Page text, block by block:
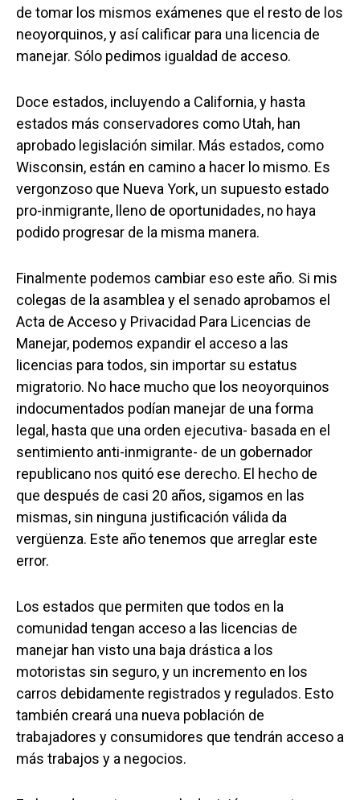
de tomar los mismos exámenes que el resto de los
neoyorquinos, y así calificar para una licencia de
manejar. Sólo pedimos igualdad de acceso.
Doce estados, incluyendo a California, y hasta
estados más conservadores como Utah, han
aprobado legislación similar. Más estados, como
Wisconsin, están en camino a hacer lo mismo. Es
vergonzoso que Nueva York, un supuesto estado
pro-inmigrante, lleno de oportunidades, no haya
podido progresar de la misma manera.
Finalmente podemos cambiar eso este año. Si mis
colegas de la asamblea y el senado aprobamos el
Acta de Acceso y Privacidad Para Licencias de
Manejar, podemos expandir el acceso a las
licencias para todos, sin importar su estatus
migratorio. No hace mucho que los neoyorquinos
indocumentados podían manejar de una forma
legal, hasta que una orden ejecutiva- basada en el
sentimiento anti-inmigrante- de un gobernador
republicano nos quitó ese derecho. El hecho de
que después de casi 20 años, sigamos en las
mismas, sin ninguna justificación válida da
vergüenza. Este año tenemos que arreglar este
error.
Los estados que permiten que todos en la
comunidad tengan acceso a las licencias de
manejar han visto una baja drástica a los
motoristas sin seguro, y un incremento en los
carros debidamente registrados y regulados. Esto
también creará una nueva población de
trabajadores y consumidores que tendrán acceso a
más trabajos y a negocios.